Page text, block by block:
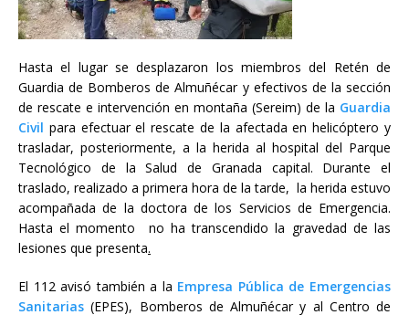
Hasta el lugar se desplazaron los miembros del Retén de
Guardia de Bomberos de Almuñécar y efectivos de la sección
de rescate e intervención en montaña (Sereim) de la Guardia
Civil para efectuar el rescate de la afectada en helicóptero y
trasladar, posteriormente, a la herida al hospital del Parque
Tecnológico de la Salud de Granada capital. Durante el
traslado, realizado a primera hora de la tarde, la herida estuvo
acompañada de la doctora de los Servicios de Emergencia.
Hasta el momento no ha transcendido la gravedad de las
lesiones que presenta.
El 112 avisó también a la Empresa Pública de Emergencias
Sanitarias (EPES), Bomberos de Almuñécar y al Centro de